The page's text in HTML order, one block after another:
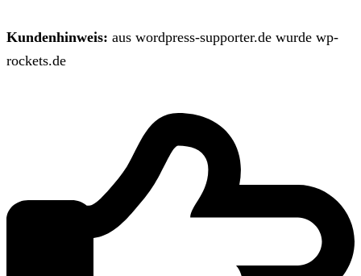
Kundenhinweis: aus wordpress-supporter.de wurde wp-
rockets.de